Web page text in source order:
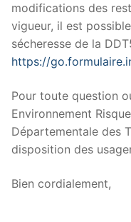
modifications des
vigueur, il est
sécheresse de la
https://
Pour toute question
Environnement
Départementale des
disposition des
Bien cordialement,